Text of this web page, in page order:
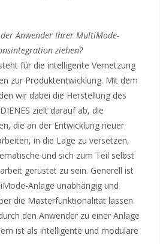
Anwender Ihrer MultiMode-
ziehen?
für die intelligente Vernetzung
zur Produktentwicklung. Mit dem
wir dabei die Herstellung des
zielt darauf ab, die
die an der Entwicklung neuer
in die Lage zu versetzen,
und sich zum Teil selbst
gerüstet zu sein. Generell ist
Anlage unabhängig und
die Masterfunktionalität lassen
den Anwender zu einer Anlage
ist als intelligente und modulare